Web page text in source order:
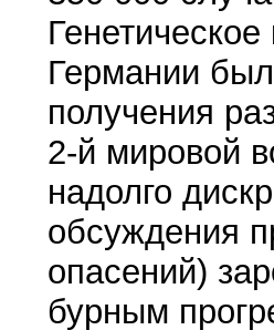
Германии
получения
2-й мировой
надолго
обсуждения
опасений)
бурным